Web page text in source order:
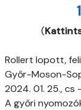
(
Rollert lopott,
Győr-Moson-
2024. 01. 25., cs
A győri